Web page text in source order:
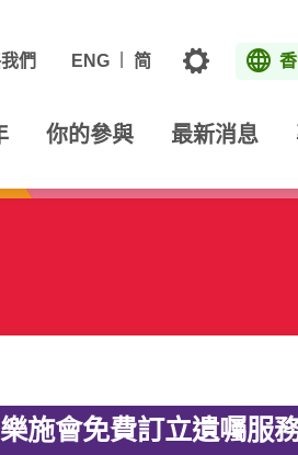
們 ENG 简 主題
你的參與 最新消息
樂施會免費訂立遺囑服